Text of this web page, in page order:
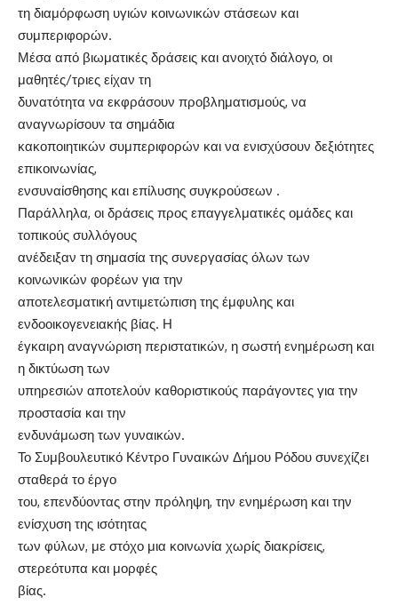
τη διαμόρφωση υγιών κοινωνικών στάσεων και
συμπεριφορών.
Μέσα από βιωματικές δράσεις και ανοιχτό διάλογο, οι
μαθητές/τριες είχαν τη
δυνατότητα να εκφράσουν προβληματισμούς, να
αναγνωρίσουν τα σημάδια
κακοποιητικών συμπεριφορών και να ενισχύσουν δεξιότητες
επικοινωνίας,
ενσυναίσθησης και επίλυσης συγκρούσεων .
Παράλληλα, οι δράσεις προς επαγγελματικές ομάδες και
τοπικούς συλλόγους
ανέδειξαν τη σημασία της συνεργασίας όλων των
κοινωνικών φορέων για την
αποτελεσματική αντιμετώπιση της έμφυλης και
ενδοοικογενειακής βίας. Η
έγκαιρη αναγνώριση περιστατικών, η σωστή ενημέρωση και
η δικτύωση των
υπηρεσιών αποτελούν καθοριστικούς παράγοντες για την
προστασία και την
ενδυνάμωση των γυναικών.
Το Συμβουλευτικό Κέντρο Γυναικών Δήμου Ρόδου συνεχίζει
σταθερά το έργο
του, επενδύοντας στην πρόληψη, την ενημέρωση και την
ενίσχυση της ισότητας
των φύλων, με στόχο μια κοινωνία χωρίς διακρίσεις,
στερεότυπα και μορφές
βίας.